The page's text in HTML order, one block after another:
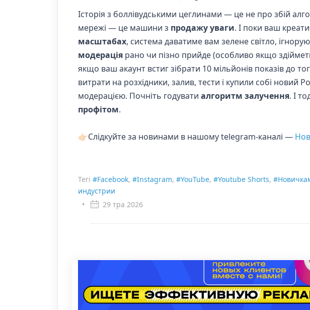
Історія з боллівудськими цеглинами — це не про збій
мережі — це машини з продажу уваги. І поки ваш
масштабах, система даватиме вам зелене світло,
модерація рано чи пізно прийде (особливо якщо
якщо ваш акаунт встиг зібрати 10 мільйонів показів до
витрати на розхідники, залив, тести і купили собі
модерацією. Почніть годувати алгоритм залучення. І
профітом.
👉🏻Слідкуйте за новинами в нашому telegram-каналі —
Тегі #Facebook, #Instagram, #YouTube, #Youtube Shorts,
индустрии
•
29 тра 2026